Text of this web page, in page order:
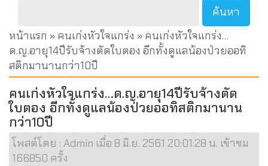
หน้าแรก » คนเก่งหัวใจแกร่ง » คนเก่งหัวใจแกร่ง…
ด.ญ.อายุ14ปีรับจ้างตัดใบตอง อีกทั้งดูแลน้องป่วยออทิ
สติกมานานกว่า10ปี
คนเก่งหัวใจแกร่ง…ด.ญ.อายุ14ปีรับจ้างตัด
ใบตอง อีกทั้งดูแลน้องป่วยออทิสติกมานาน
กว่า10ปี
โพสต์โดย : Admin เมื่อ 8 มิ.ย. 2561 20:01:28 น. เข้าชม
166850 ครั้ง